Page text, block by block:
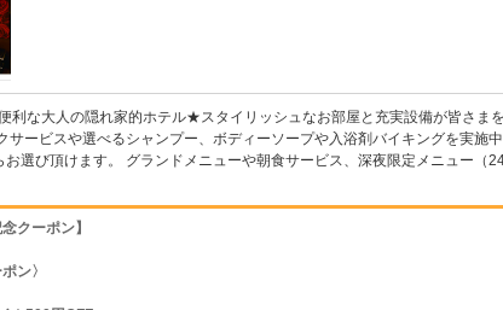
利な大人の隠れ家的ホテル★スタイリッシュなお部屋と充実設備が皆さま
サービスや選べるシャンプー、ボディーソープや入浴剤バイキングを実施
選び頂けます。 グランドメニューや朝食サービス、深夜限定メニュー（
クーポン】
ン〉